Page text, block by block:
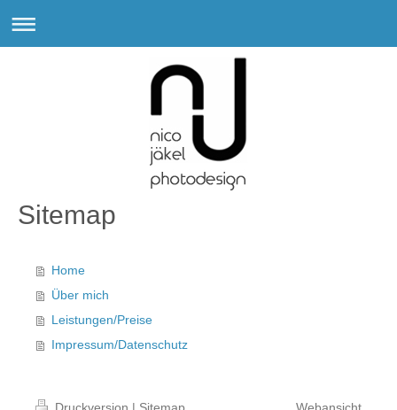
Sitemap
Home
Über mich
Leistungen/Preise
Impressum/Datenschutz